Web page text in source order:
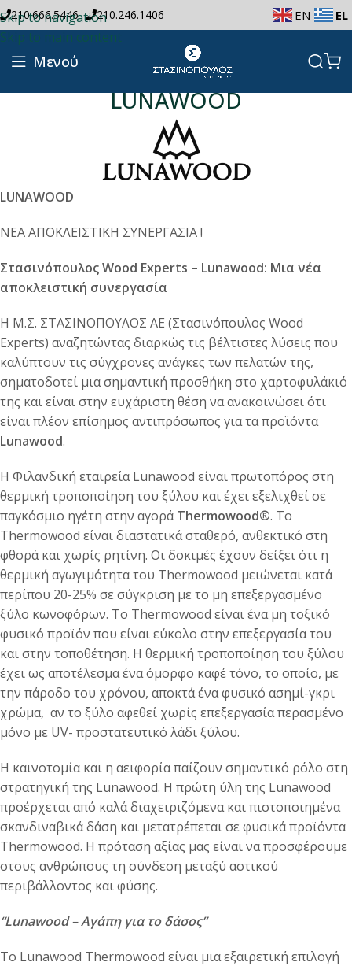
Skip to navigation
Skip to main content
210.666.5446| 210.246.1406 EN EL
Μενού
LUNAWOOD
LUNAWOOD
ΝΕΑ ΑΠΟΚΛΕΙΣΤΙΚΗ ΣΥΝΕΡΓΑΣΙΑ !
ΣτασινόπουλοςWood Experts – Lunawood: Μια νέα
αποκλειστική συνεργασία
Η Μ.Σ. ΣΤΑΣΙΝΟΠΟΥΛΟΣ ΑΕ (Στασινόπουλος Wood
Experts) αναζητώντας διαρκώς τις βέλτιστες λύσεις που
καλύπτουν τις σύγχρονες ανάγκες των πελατών της,
σηματοδοτεί μια σημαντική προσθήκη στο χαρτοφυλάκιό
της και είναι στην ευχάριστη θέση να ανακοινώσει ότι
είναι πλέον επίσημος αντιπρόσωπος για τα προϊόντα
Lunawood.
Η Φιλανδική εταιρεία Lunawood είναι πρωτοπόρος στη
θερμική τροποποίηση του ξύλου και έχει εξελιχθεί σε
παγκόσμιο ηγέτη στην αγοράThermowood®. Το
Thermowood είναι διαστατικά σταθερό, ανθεκτικό στη
φθορά και χωρίς ρητίνη. Οι δοκιμές έχουν δείξει ότι η
θερμική αγωγιμότητα του Thermowood μειώνεται κατά
περίπου 20-25% σε σύγκριση με το μη επεξεργασμένο
ξύλο κωνοφόρων. Το Thermowood είναι ένα μη τοξικό
φυσικό προϊόν που είναι εύκολο στην επεξεργασία του
και στην τοποθέτηση. Η θερμική τροποποίηση του ξύλου
έχει ως αποτέλεσμα ένα όμορφο καφέ τόνο, το οποίο, με
την πάροδο του χρόνου, αποκτά ένα φυσικό ασημί-γκρι
χρώμα, αν το ξύλο αφεθεί χωρίς επεξεργασία περασμένο
μόνο με UV- προστατευτικό λάδι ξύλου.
Η καινοτομία και η αειφορία παίζουν σημαντικό ρόλο στη
στρατηγική της Lunawood. Η πρώτη ύλη της Lunawood
προέρχεται από καλά διαχειριζόμενα και πιστοποιημένα
σκανδιναβικά δάση και μετατρέπεται σε φυσικά προϊόντα
Thermowood. Η πρόταση αξίας μας είναι να προσφέρουμε
στους ανθρώπους τη σύνδεση μεταξύ αστικού
περιβάλλοντος και φύσης.
“Lunawood– Αγάπη για το δάσος”
Το Lunawood Thermowood είναι μια εξαιρετική επιλογή